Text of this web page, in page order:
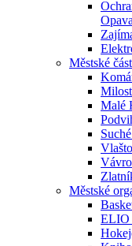
Městské
Malé
Městské
ELIO